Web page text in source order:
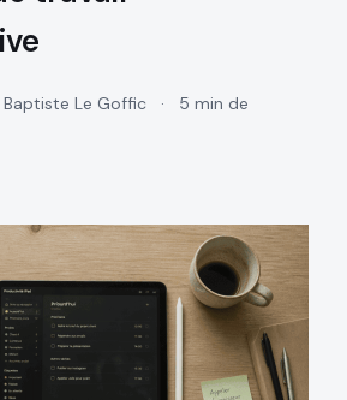
Baptiste Le Goffic ·
5 min de